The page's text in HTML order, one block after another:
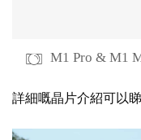
M1 Pro & M1
詳細嘅晶片介紹可以